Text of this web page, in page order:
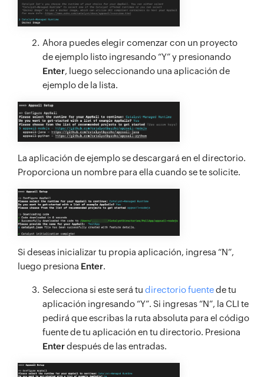
Ahora puedes elegir comenzar con un proyecto
de ejemplo listo ingresando “Y” y presionando
Enter, luego seleccionando una aplicación de
ejemplo de la lista.
La aplicación de ejemplo se descargará en el directorio.
Proporciona un nombre para ella cuando se te solicite.
Si deseas inicializar tu propia aplicación, ingresa “N”,
luego presiona Enter.
Selecciona si este será tu directorio fuentede tu
aplicación ingresando “Y”. Si ingresas “N”, la CLI te
pedirá que escribas la ruta absoluta para el código
fuente de tu aplicación en tu directorio. Presiona
Enterdespués de las entradas.